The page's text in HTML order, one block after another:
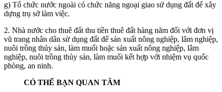
g) Tổ chức nước ngoài có chức năng ngoại giao sử dụng đất để xây
dựng trụ sở làm việc.
2. Nhà nước cho thuê đất thu tiền thuê đất hàng năm đối với đơn vị
vũ trang nhân dân sử dụng đất để sản xuất nông nghiệp, lâm nghiệp,
nuôi trồng thủy sản, làm muối hoặc sản xuất nông nghiệp, lâm
nghiệp, nuôi trồng thủy sản, làm muối kết hợp với nhiệm vụ quốc
phòng, an ninh.
CÓ THỂ BẠN QUAN TÂM